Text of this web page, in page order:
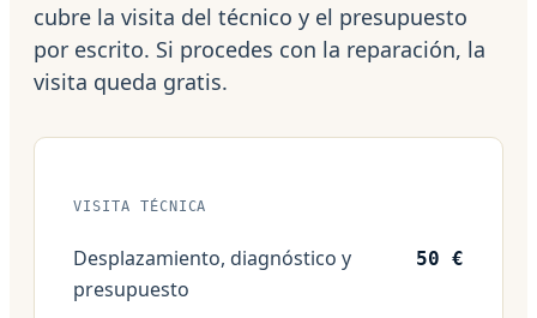
cubre la visita del técnico y el presupuesto
por escrito. Si procedes con la reparación, la
visita queda gratis.
VISITA TÉCNICA
Desplazamiento, diagnóstico y
presupuesto
50 €